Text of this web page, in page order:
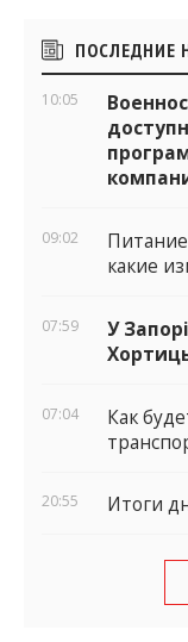
Боковые
виджеты
ПОСЛЕДНИЕ
10:05
09:02
какие
07:59
У
07:04
Как
20:55 Итоги